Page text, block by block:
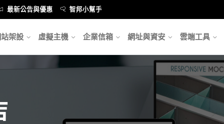
最新公告與優惠 智邦小幫手
架設 虛擬主機 企業信箱 網址與資安 雲端工具